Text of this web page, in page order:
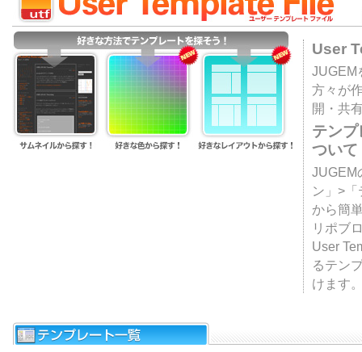
User
JUGEM
方々が
開・共
テン
ついて
JUGEM
ン」>
から簡
リポブ
User
るテン
けます